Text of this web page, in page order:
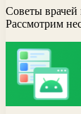
Советы врачей
Рассмотрим